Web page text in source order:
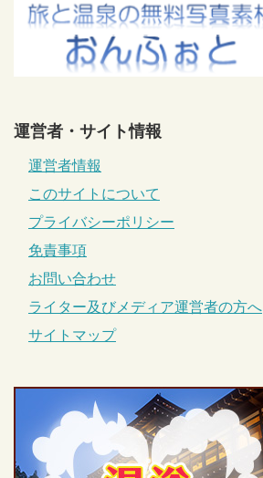
運営者・サイト情報
運営者情報
このサイトについて
プライバシーポリシー
免責事項
お問い合わせ
ライター及びメディア運営者の方へ
サイトマップ